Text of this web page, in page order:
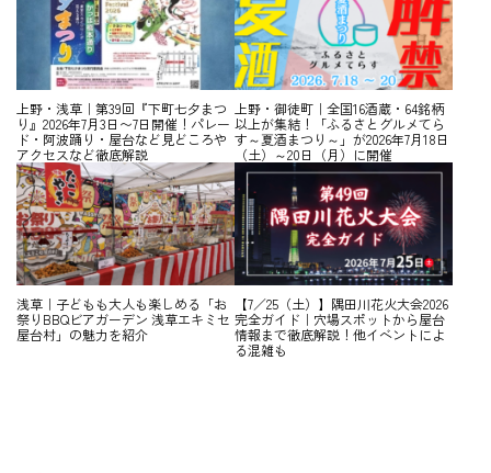
上野・浅草｜第39回『下町七夕まつ
り』2026年7月3日〜7日開催！パレー
ド・阿波踊り・屋台など見どころや
アクセスなど徹底解説
上野・御徒町｜全国16酒蔵・64銘柄
以上が集結！「ふるさとグルメてら
す～夏酒まつり～」が2026年7月18日
（土）～20日（月）に開催
浅草｜子どもも大人も楽しめる「お
祭りBBQビアガーデン 浅草エキミセ
屋台村」の魅力を紹介
【7／25（土）】隅田川花火大会2026
完全ガイド｜穴場スポットから屋台
情報まで徹底解説！他イベントによ
る混雑も